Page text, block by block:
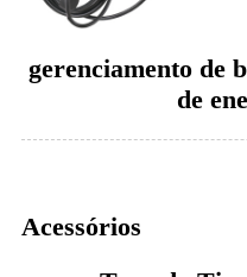
gerenciamento de
de
Acessórios